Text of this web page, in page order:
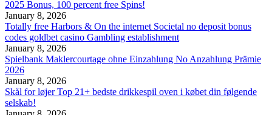
2025 Bonus, 100 percent free Spins!
January 8, 2026
Totally free Harbors & On the internet Societal no deposit bonus
codes goldbet casino Gambling establishment
January 8, 2026
Spielbank Maklercourtage ohne Einzahlung No Anzahlung Prämie
2026
January 8, 2026
Skål for løjer Top 21+ bedste drikkespil oven i købet din følgende
selskab!